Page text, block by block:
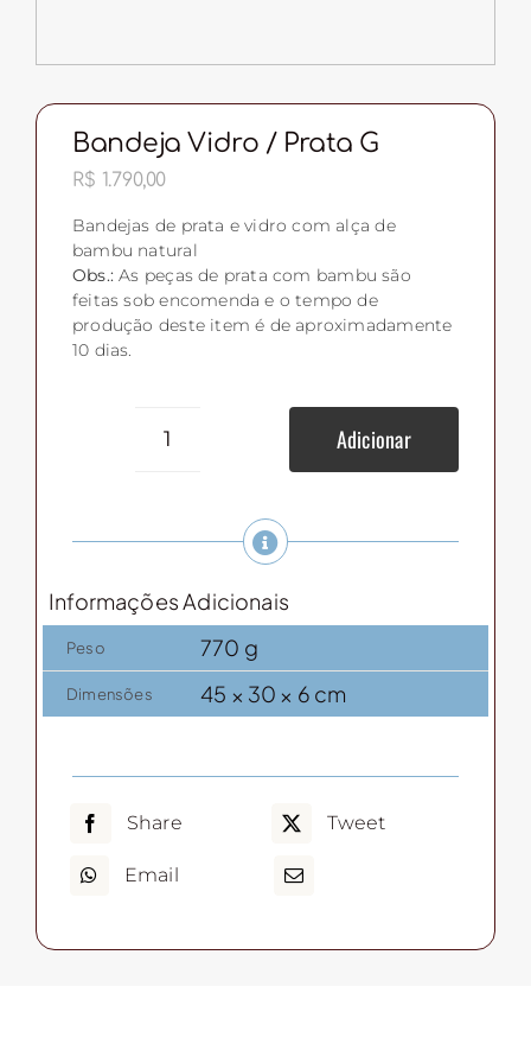
Bandeja Vidro / Prata G
R$ 1.790,00
Bandejas de prata e vidro com alça de
bambu natural
Obs.: As peças de prata com bambu são
feitas sob encomenda e o tempo de
produção deste item é de aproximadamente
10 dias.
Bandeja
Prata
quantidade
Adicionar
Informações Adicionais
Peso 770 g
Dimensões 45 × 30 × 6 cm
Share Tweet
Email